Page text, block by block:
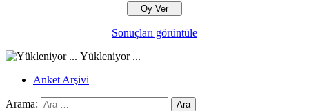
Sonuçları görüntüle
Yükleniyor ...
Anket Arşivi
Arama: